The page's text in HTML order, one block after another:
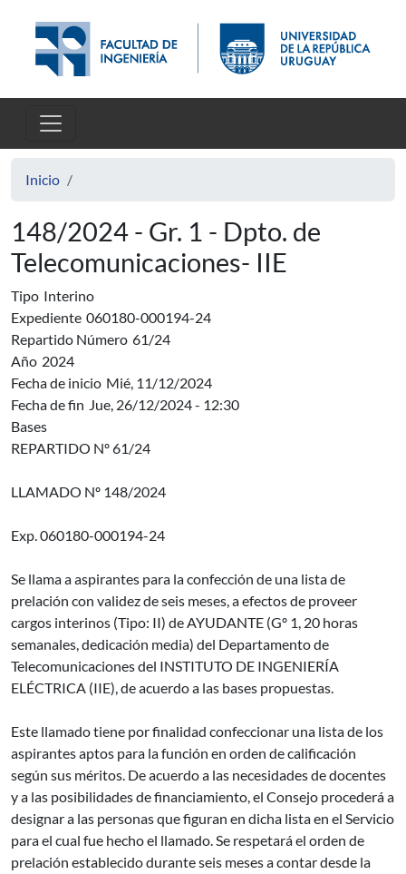
Inicio
148/2024 - Gr. 1 - Dpto. de
Telecomunicaciones- IIE
Tipo Interino
Expediente 060180-000194-24
Repartido Número 61/24
Año 2024
Fecha de inicio Mié, 11/12/2024
Fecha de fin Jue, 26/12/2024 - 12:30
Bases
REPARTIDO Nº 61/24
LLAMADO Nº 148/2024
Exp. 060180-000194-24
Se llama a aspirantes para la confección de una lista de
prelación con validez de seis meses, a efectos de proveer
cargos interinos (Tipo: II) de AYUDANTE (Gº 1, 20 horas
semanales, dedicación media) del Departamento de
Telecomunicaciones del INSTITUTO DE INGENIERÍA
ELÉCTRICA (IIE), de acuerdo a las bases propuestas.
Este llamado tiene por finalidad confeccionar una lista de los
aspirantes aptos para la función en orden de calificación
según sus méritos. De acuerdo a las necesidades de docentes
y a las posibilidades de financiamiento, el Consejo procederá a
designar a las personas que figuran en dicha lista en el Servicio
para el cual fue hecho el llamado. Se respetará el orden de
prelación establecido durante seis meses a contar desde la